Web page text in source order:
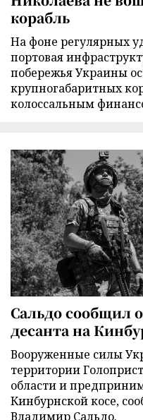
корабль
На фоне регулярных
портовая
побережья Украины
крупногабаритных
колоссальным
Сальдо сообщил
десанта на
Вооруженные силы
территории
области и
Кинбурнской косе,
Владимир Сальдо.